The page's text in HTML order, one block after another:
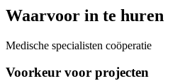
Waarvoor in te huren
Medische specialisten coöperatie
Voorkeur voor projecten